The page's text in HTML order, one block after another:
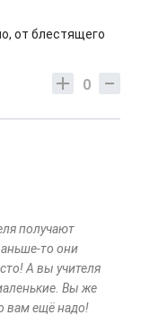
от блестящего
0
получают
то они
А вы учителя
Вы же
вам ещё надо!